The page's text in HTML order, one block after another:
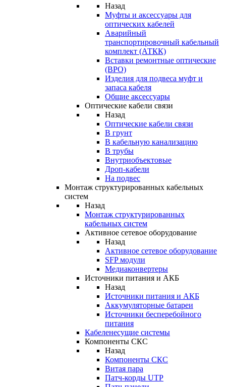
Назад
Муфты и аксессуары для
оптических кабелей
Аварийный
транспортировочный кабельный
комплект (АТКК)
Вставки ремонтные оптические
(ВРО)
Изделия для подвеса муфт и
запаса кабеля
Общие аксессуары
Оптические кабели связи
Назад
Оптические кабели связи
В грунт
В кабельную канализацию
В трубы
Внутриобъектовые
Дроп-кабели
На подвес
Монтаж структурированных кабельных
систем
Назад
Монтаж структурированных
кабельных систем
Активное сетевое оборудование
Назад
Активное сетевое оборудование
SFP модули
Медиаконвертеры
Источники питания и АКБ
Назад
Источники питания и АКБ
Аккумуляторные батареи
Источники бесперебойного
питания
Кабеленесущие системы
Компоненты СКС
Назад
Компоненты СКС
Витая пара
Патч-корды UTP